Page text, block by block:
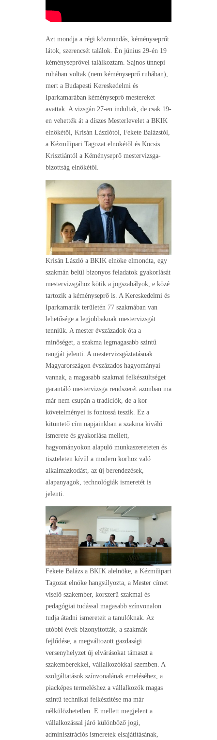
Azt mondja a régi közmondás, kéményseprőt
látok, szerencsét találok. Én június 29-én 19
kéményseprővel találkoztam. Sajnos ünnepi
ruhában voltak (nem kéményseprő ruhában),
mert a Budapesti Kereskedelmi és
Iparkamarában kéményseprő mestereket
avattak. A vizsgán 27-en indultak, de csak 19-
en vehették át a díszes Mesterlevelet a BKIK
elnökétől, Krisán Lászlótól, Fekete Balázstól,
a Kézműipari Tagozat elnökétől és Kocsis
Krisztiántól a Kéményseprő mestervizsga-
bizottság elnökétől.
Krisán László a BKIK elnöke elmondta, egy
szakmán belül bizonyos feladatok gyakorlását
mestervizsgához kötik a jogszabályok, e közé
tartozik a kéményseprő is. A Kereskedelmi és
Iparkamarák területén 77 szakmában van
lehetősége a legjobbaknak mestervizsgát
tenniük. A mester évszázadok óta a
minőséget, a szakma legmagasabb szintű
rangját jelenti. A mestervizsgáztatásnak
Magyarországon évszázados hagyományai
vannak, a magasabb szakmai felkészültséget
garantáló mestervizsga rendszerét azonban ma
már nem csupán a tradíciók, de a kor
követelményei is fontossá teszik. Ez a
kitüntető cím napjainkban a szakma kiváló
ismerete és gyakorlása mellett,
hagyományokon alapuló munkaszereteten és
tiszteleten kívül a modern korhoz való
alkalmazkodást, az új berendezések,
alapanyagok, technológiák ismeretét is
jelenti.
Fekete Balázs a BKIK alelnöke, a Kézműipari
Tagozat elnöke hangsúlyozta, a Mester címet
viselő szakember, korszerű szakmai és
pedagógiai tudással magasabb színvonalon
tudja átadni ismereteit a tanulóknak. Az
utóbbi évek bizonyították, a szakmák
fejlődése, a megváltozott gazdasági
versenyhelyzet új elvárásokat támaszt a
szakemberekkel, vállalkozókkal szemben. A
szolgáltatások színvonalának emeléséhez, a
piacképes termeléshez a vállalkozók magas
szintű technikai felkészítése ma már
nélkülözhetetlen. E mellett megjelent a
vállalkozással járó különböző jogi,
adminisztrációs ismeretek elsajátításának,